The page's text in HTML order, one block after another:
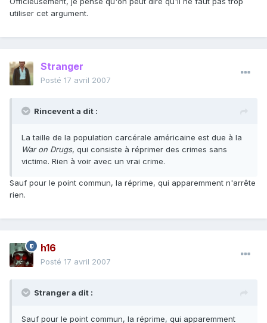
utiliser cet argument.
Stranger
Posté 17 avril 2007
Rincevent a dit :
La taille de la population carcérale américaine est due à la
War on Drugs, qui consiste à réprimer des crimes sans
victime. Rien à voir avec un vrai crime.
Sauf pour le point commun, la réprime, qui apparemment n'arrête
rien.
h16
Posté 17 avril 2007
Stranger a dit :
Sauf pour le point commun, la réprime, qui apparemment